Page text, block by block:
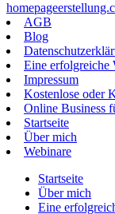
AGB
Blog
Eine erfolgreiche
Impressum
Kostenlose oder
Online Business
Startseite
Über mich
Webinare
Startseite
Über mich
Eine